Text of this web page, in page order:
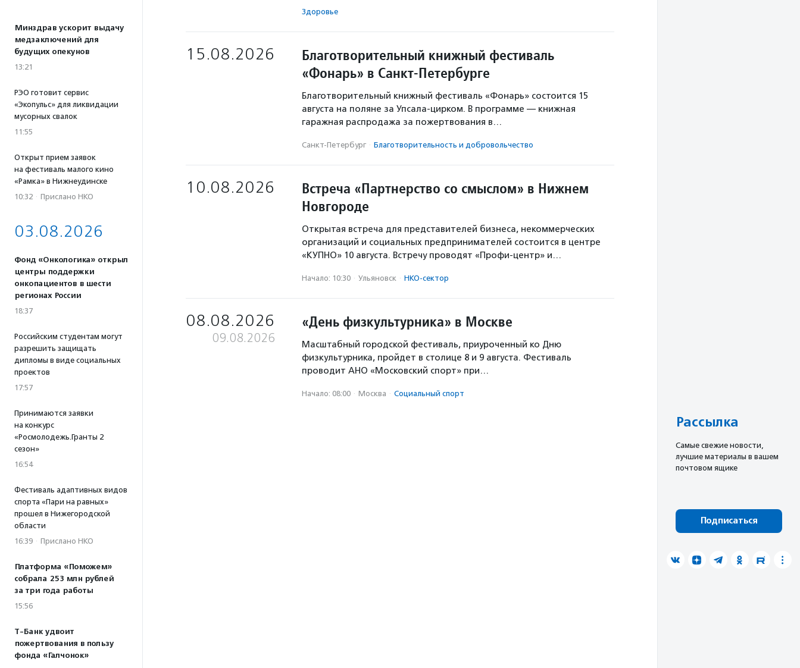
Минздрав ускорит выдачу
медзаключений для
будущих опекунов
13:21
РЭО готовит сервис
«Экопульс» для ликвидации
мусорных свалок
11:55
Открыт прием заявок
на фестиваль малого кино
«Рамка» в Нижнеудинске
10:32 · Прислано НКО
03.08.2026
Фонд «Онкологика» открыл
центры поддержки
онкопациентов в шести
регионах России
18:37
Российским студентам могут
разрешить защищать
дипломы в виде социальных
проектов
17:57
Принимаются заявки
на конкурс
«Росмолодежь.Гранты 2
сезон»
16:54
Фестиваль адаптивных видов
спорта «Пари на равных»
прошел в Нижегородской
области
16:39 · Прислано НКО
Платформа «Поможем»
собрала 253 млн рублей
за три года работы
15:56
Т-Банк удвоит
пожертвования в пользу
фонда «Галчонок»
Здоровье
15.08.2026
Благотворительный книжный фестиваль
«Фонарь» в Санкт-Петербурге
Благотворительный книжный фестиваль «Фонарь» состоится 15
августа на поляне за Упсала-цирком. В программе — книжная
гаражная распродажа за пожертвования в…
Санкт-Петербург · Благотвори­тель­ность и доброволь­чест­во
10.08.2026
Встреча «Партнерство со смыслом» в Нижнем
Новгороде
Открытая встреча для представителей бизнеса, некоммерческих
организаций и социальных предпринимателей состоится в центре
«КУПНО» 10 августа. Встречу проводят «Профи-центр» и…
Начало: 10:30 · Ульяновск · НКО-сектор
08.08.2026
09.08.2026
«День физкультурника» в Москве
Масштабный городской фестиваль, приуроченный ко Дню
физкультурника, пройдет в столице 8 и 9 августа. Фестиваль
проводит АНО «Московский спорт» при…
Начало: 08:00 · Москва · Социальный спорт
Рассылка
Cамые свежие новости,
лучшие материалы в вашем
почтовом ящике
Подписаться